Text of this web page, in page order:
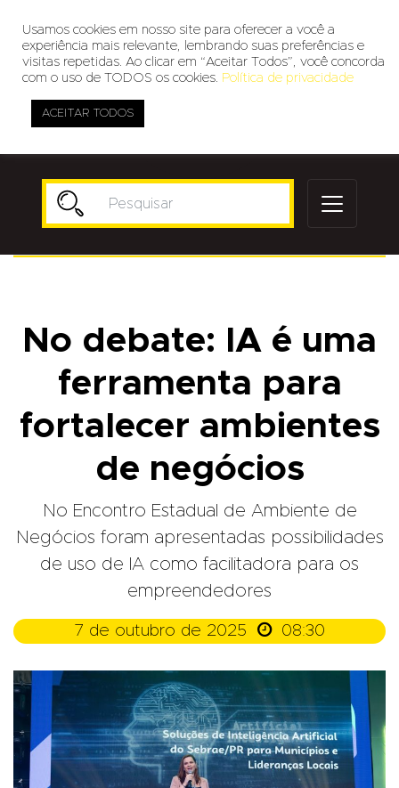
No debate: IA é uma
ferramenta para
fortalecer ambientes
de negócios
No Encontro Estadual de Ambiente de
Negócios foram apresentadas possibilidades
de uso de IA como facilitadora para os
empreendedores
7 de outubro de 2025  08:30
Usamos cookies em nosso site para oferecer a você a
experiência mais relevante, lembrando suas preferências e
visitas repetidas. Ao clicar em “Aceitar Todos”, você concorda
com o uso de TODOS os cookies. Política de privacidade
ACEITAR TODOS